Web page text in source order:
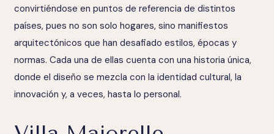
convirtiéndose en puntos de referencia de distintos
países, pues no son solo hogares, sino manifiestos
arquitectónicos que han desafiado estilos, épocas y
normas. Cada una de ellas cuenta con una historia única,
donde el diseño se mezcla con la identidad cultural, la
innovación y, a veces, hasta lo personal.